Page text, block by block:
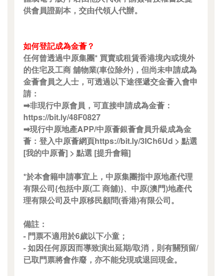
供會員證副本，交由代領人代辦。
如何登記成為金薈？
任何曾透過中原集團* 買賣或租賃香港境內或境外
的住宅及工商 舖物業(車位除外)，但尚未申請成為
金薈會員之人士，可透過以下途徑遞交金薈入會申
請：
➡非現行中原會員，可直接申請成為金薈：
https://bit.ly/48F0827
➡現行中原地產APP/中原薈銀薈會員升級成為金
薈：登入中原薈網頁https://bit.ly/3ICh6Ud > 點選
[我的中原薈] > 點選 [提升會籍]
*於本會籍申請事宜上，中原集團指中原地產代理
有限公司{包括中原(工 商舖)}、中原(澳門)地產代
理有限公司及中原移民顧問(香港)有限公司。
備註：
- 門票不適用於6歲以下小童；
- 如因任何原因而導致演出延期/取消，則有關預留/
已取門票將會作廢，亦不能兌現或退回現金。